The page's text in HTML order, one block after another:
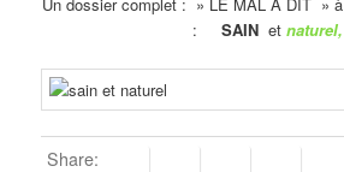
Un dossier complet : » LE MAL A DIT » à
:
SAIN et naturel,
Share: